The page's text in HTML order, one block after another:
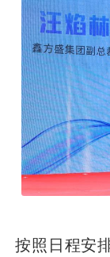
按照日程安